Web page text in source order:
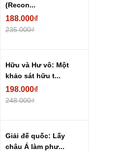
(Recon...
188.000₫
235.000₫
Hữu và Hư vô: Một
khảo sát hữu t...
198.000₫
248.000₫
Giải đế quốc: Lấy
châu Á làm phư...